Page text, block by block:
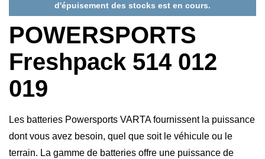
d'épuisement des stocks est en cours.
POWERSPORTS
Freshpack 514 012
019
Les batteries Powersports VARTA fournissent la puissance
dont vous avez besoin, quel que soit le véhicule ou le
terrain. La gamme de batteries offre une puissance de